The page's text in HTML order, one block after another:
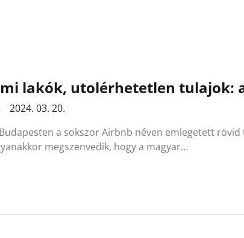
lakók, utolérhetetlen tulajok:
2024. 03. 20.
a sokszor Airbnb néven emlegetett
megszenvedik, hogy a magyar…